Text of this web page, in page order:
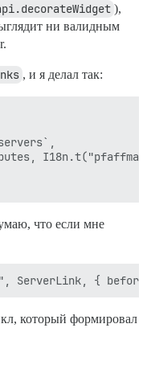
),
ни валидным
, и я делал так:
что если мне
который формировал